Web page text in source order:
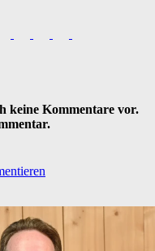
keine Kommentare vor.